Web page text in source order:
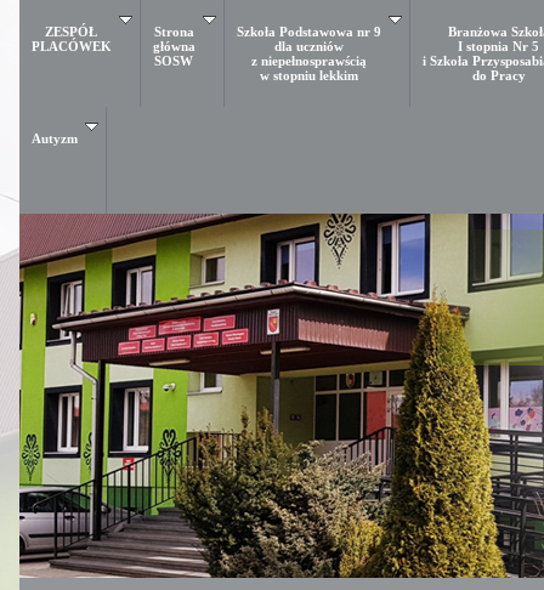
ZESPÓŁ
PLACÓWEK
Strona
główna
SOSW
Szkoła Podstawowa nr 9
dla uczniów
z niepełnosprawścią
w stopniu lekkim
Branżowa
I stopnia Nr 5
i Szkoła
do Pracy
Autyzm